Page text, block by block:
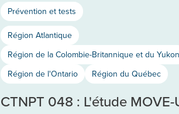
Prévention et tests
Région Atlantique
Région de la Colombie-Britannique et du Yukon
Région de l'Ontario
Région du Québec
CTNPT 048 : L'étude MOVE-